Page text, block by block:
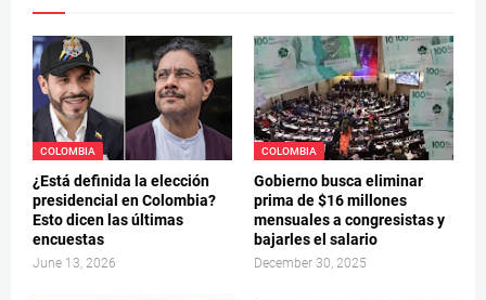
COLOMBIA
¿Está definida la elección
presidencial en Colombia?
Esto dicen las últimas
encuestas
June 13, 2026
COLOMBIA
Gobierno busca eliminar
prima de $16 millones
mensuales a congresistas y
bajarles el salario
December 30, 2025